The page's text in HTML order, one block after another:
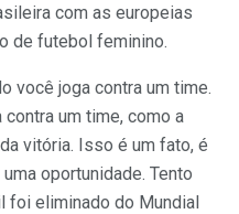
com as europeias
de futebol feminino.
você joga contra um time.
um time, como a
vitória. Isso é um fato, é
oportunidade. Tento
foi eliminado do Mundial